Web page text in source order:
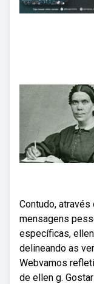
Contudo,
mensagens
específicas,
delineando as
Webvamos
de ellen g.